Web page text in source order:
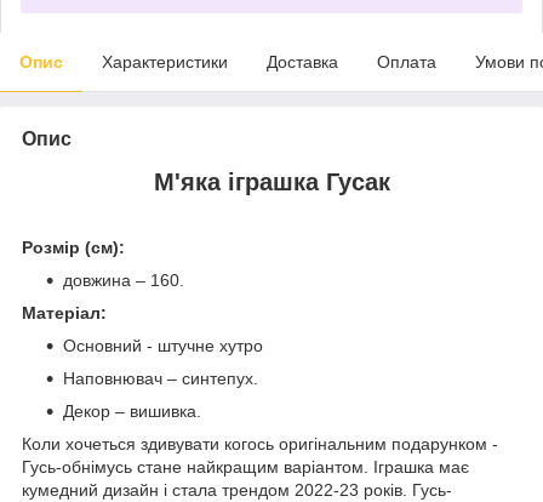
Опис Характеристики Доставка Оплата Умови
Опис
М'яка іграшка Гусак
Розмір (см):
довжина – 160.
Матеріал:
Основний - штучне хутро
Наповнювач – синтепух.
Декор – вишивка.
Коли хочеться здивувати когось оригінальним подарунком -
Гусь-обнімусь стане найкращим варіантом. Іграшка має
кумедний дизайн і стала трендом 2022-23 років. Гусь-